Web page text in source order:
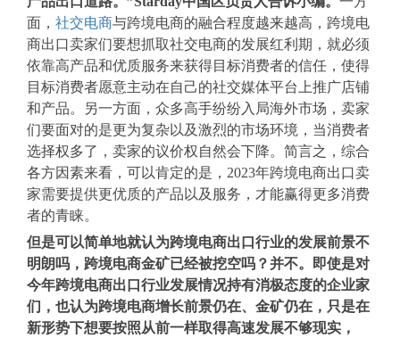
面， 社交电商与跨境电商的融合程度越来越高，跨境电
商出口卖家们要想抓取社交电商的发展红利期，就必须
依靠高产品和优质服务来获得目标消费者的信任，使得
目标消费者愿意主动在自己的社交媒体平台上推广店铺
和产品。另一方面，众多高手纷纷入局海外市场，卖家
们要面对的是更为复杂以及激烈的市场环境，当消费者
选择权多了，卖家的议价权自然会下降。简言之，综合
各方因素来看，可以肯定的是，2023年跨境电商出口卖
家需要提供更优质的产品以及服务，才能赢得更多消费
者的青睐。
但是可以简单地就认为跨境电商出口行业的发展前景不
明朗吗，跨境电商金矿已经被挖空吗？并不。即使是对
今年跨境电商出口行业发展情况持有消极态度的企业家
们，也认为跨境电商增长前景仍在、金矿仍在，只是在
新形势下想要按照从前一样取得高速发展不够现实，